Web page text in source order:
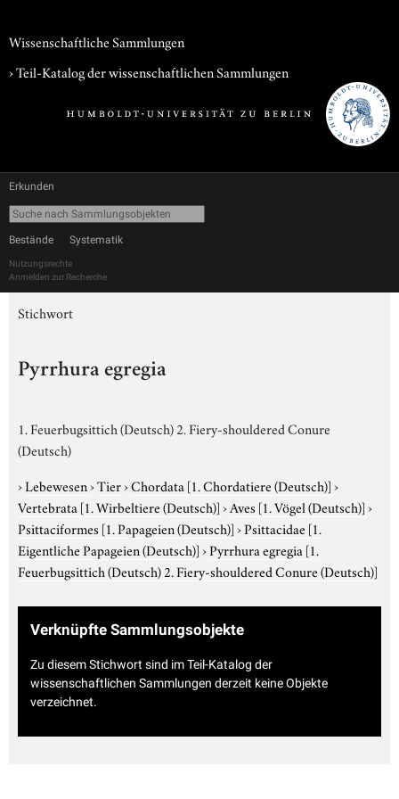
Wissenschaftliche Sammlungen
› Teil-Katalog der wissenschaftlichen Sammlungen
Erkunden
Bestände Systematik
Nutzungsrechte
Anmelden zur Recherche
Stichwort
Pyrrhura egregia
1. Feuerbugsittich (Deutsch) 2. Fiery-shouldered Conure
(Deutsch)
›Lebewesen›Tier›Chordata [1. Chordatiere (Deutsch)]›
Vertebrata [1. Wirbeltiere (Deutsch)]›Aves [1. Vögel (Deutsch)]›
Psittaciformes [1. Papageien (Deutsch)]›Psittacidae [1.
Eigentliche Papageien (Deutsch)]›Pyrrhura egregia [1.
Feuerbugsittich (Deutsch) 2. Fiery-shouldered Conure (Deutsch)]
Verknüpfte Sammlungsobjekte
Zu diesem Stichwort sind im Teil-Katalog der
wissenschaftlichen Sammlungen derzeit keine Objekte
verzeichnet.